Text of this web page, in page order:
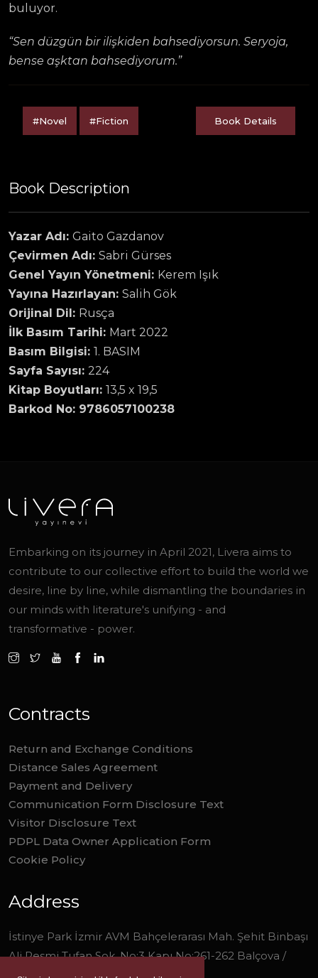
buluyor.
“Sen düzgün bir ilişkiden bahsediyorsun. Seryoja,
bense aşktan bahsediyorum.”
#Novel #Fiction Book Details
Book Description
Yazar Adı: Gaito Gazdanov
Çevirmen Adı: Sabri Gürses
Genel Yayın Yönetmeni: Kerem Işık
Yayına Hazırlayan: Salih Gök
Orijinal Dil: Rusça
İlk Basım Tarihi: Mart 2022
Basım Bilgisi: 1. BASIM
Sayfa Sayısı: 224
Kitap Boyutları: 13,5 x 19,5
Barkod No: 9786057100238
Embarking on its journey in April 2021, Livera aims to
contribute to our collective effort to build the world we
desire, line by line, while dismantling the boundaries in
our minds with literature's unifying - and
transformative - power.
Contracts
Return and Exchange Conditions
Distance Sales Agreement
Payment and Delivery
Communication Form Disclosure Text
Visitor Disclosure Text
PDPL Data Owner Application Form
Cookie Policy
Address
İstinye Park İzmir AVM Bahçelerarası Mah. Şehit Binbaşı
Ali Resmi Tufan Sok. No:3 Kapı No:261-262 Balçova /
İzmir